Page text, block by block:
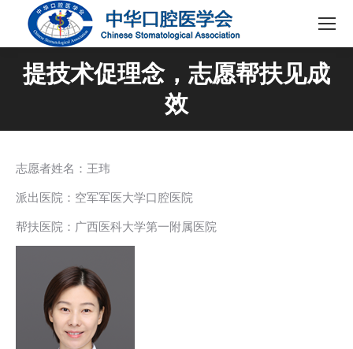
提技术促理念，志愿帮扶见成
效
志愿者姓名：王玮
派出医院：空军军医大学口腔医院
帮扶医院：广西医科大学第一附属医院